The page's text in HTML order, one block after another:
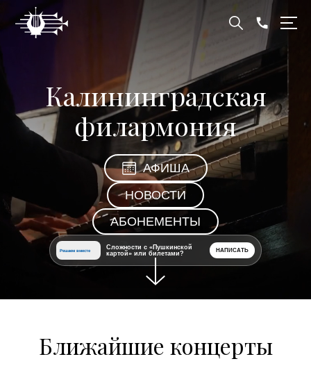
Калининградская
филармония
АФИША
НОВОСТИ
АБОНЕМЕНТЫ
Решаем вместе
Сложности с «Пушкинской
картой» или билетами?
НАПИСАТЬ
Ближайшие концерты